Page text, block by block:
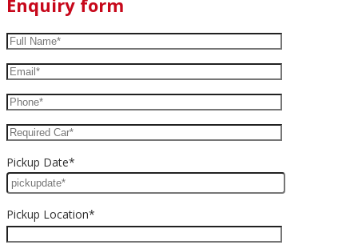
Pickup Date*
Pickup Location*